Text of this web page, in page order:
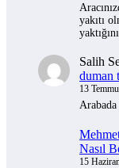
yakıtı
Salih
duman
13
Nasıl
15